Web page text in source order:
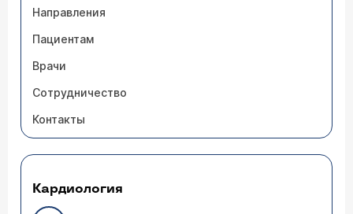
Направления
Пациентам
Врачи
Сотрудничество
Контакты
Кардиология